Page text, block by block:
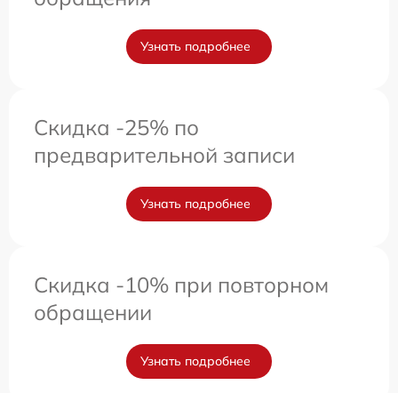
Узнать подробнее
Скидка -25% по
предварительной записи
Узнать подробнее
Скидка -10% при повторном
обращении
Узнать подробнее